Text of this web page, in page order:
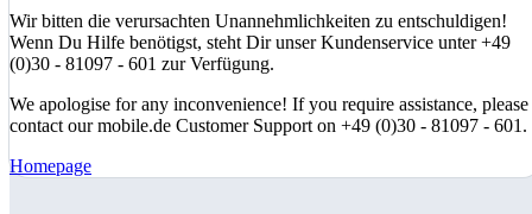
Wir bitten die verursachten Unannehmlichkeiten zu entschuldigen!
Wenn Du Hilfe benötigst, steht Dir unser Kundenservice unter +49
(0)30 - 81097 - 601 zur Verfügung.
We apologise for any inconvenience! If you require assistance, please
contact our mobile.de Customer Support on +49 (0)30 - 81097 - 601.
Homepage